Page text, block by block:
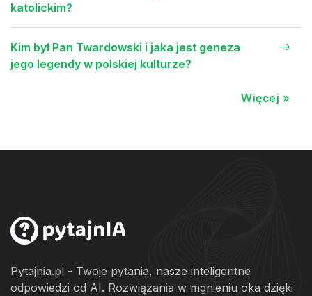
katolickim?
Kim był Pan Twardowski i jaka jest geneza
jego legendy w polskiej kulturze?
Więcej »
Pytajnia.pl - Twoje pytania, nasze inteligentne
odpowiedzi od AI. Rozwiązania w mgnieniu oka dzięki